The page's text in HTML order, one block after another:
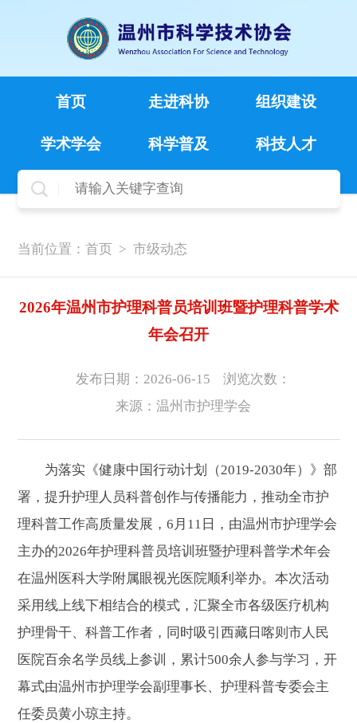
首页 走进科协 组织建设
学术学会 科学普及 科技人才
当前位置： 首页 > 市级动态
2026年温州市护理科普员培训班暨护理科普学术
年会召开
发布日期：2026-06-15
浏览次数：
来源：温州市护理学会
为落实《健康中国行动计划（2019-2030年）》部
署，提升护理人员科普创作与传播能力，推动全市护
理科普工作高质量发展，6月11日，由温州市护理学会
主办的2026年护理科普员培训班暨护理科普学术年会
在温州医科大学附属眼视光医院顺利举办。本次活动
采用线上线下相结合的模式，汇聚全市各级医疗机构
护理骨干、科普工作者，同时吸引西藏日喀则市人民
医院百余名学员线上参训，累计500余人参与学习，开
幕式由温州市护理学会副理事长、护理科普专委会主
任委员黄小琼主持。